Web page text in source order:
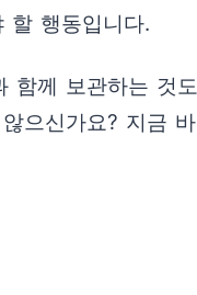
할 행동입니다.
께 보관하는 것
으신가요? 지금